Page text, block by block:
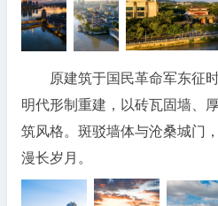
原建筑于国民革命军东征
明代形制重建，以砖瓦固墙、
筑风格。斑驳墙体与沧桑城门
漫长岁月。